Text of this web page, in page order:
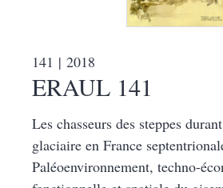
141 | 2018
ERAUL 141
Les chasseurs des steppes
glaciaire en France
Paléoenvironnement, techno-